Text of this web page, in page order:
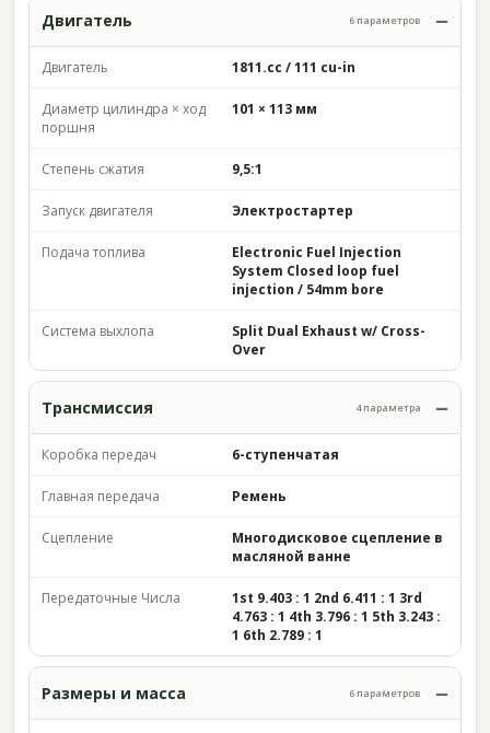
Двигатель 6 параметров
Двигатель 1811.cc / 111 cu-in
Диаметр цилиндра × ход
поршня
101 × 113 мм
Степень сжатия 9,5:1
Запуск двигателя Электростартер
Подача топлива
Electronic Fuel Injection
System Closed loop fuel
injection / 54mm bore
Система выхлопа
Split Dual Exhaust w/ Cross-
Over
Трансмиссия 4 параметра
Коробка передач 6-ступенчатая
Главная передача Ремень
Сцепление
Многодисковое сцепление в
масляной ванне
Передаточные Числа
1st 9.403 : 1 2nd 6.411 : 1 3rd
4.763 : 1 4th 3.796 : 1 5th 3.243 :
1 6th 2.789 : 1
Размеры и масса 6 параметров